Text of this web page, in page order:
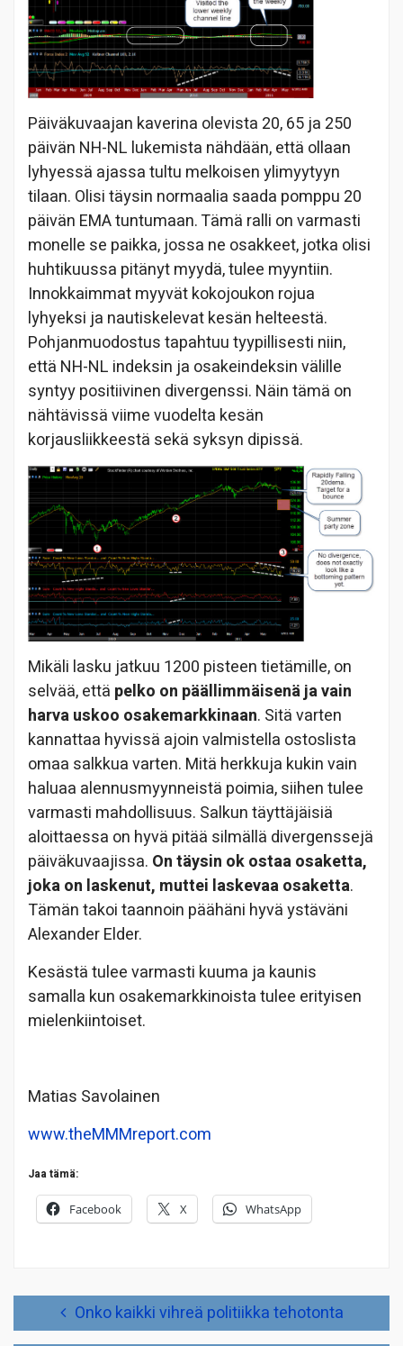
Päiväkuvaajan kaverina olevista 20, 65 ja 250
päivän NH-NL lukemista nähdään, että ollaan
lyhyessä ajassa tultu melkoisen ylimyytyyn
tilaan. Olisi täysin normaalia saada pomppu 20
päivän EMA tuntumaan. Tämä ralli on varmasti
monelle se paikka, jossa ne osakkeet, jotka olisi
huhtikuussa pitänyt myydä, tulee myyntiin.
Innokkaimmat myyvät kokojoukon rojua
lyhyeksi ja nautiskelevat kesän helteestä.
Pohjanmuodostus tapahtuu tyypillisesti niin,
että NH-NL indeksin ja osakeindeksin välille
syntyy positiivinen divergenssi. Näin tämä on
nähtävissä viime vuodelta kesän
korjausliikkeestä sekä syksyn dipissä.
Mikäli lasku jatkuu 1200 pisteen tietämille, on
selvää, että pelko on päällimmäisenä ja vain
harva uskoo osakemarkkinaan. Sitä varten
kannattaa hyvissä ajoin valmistella ostoslista
omaa salkkua varten. Mitä herkkuja kukin vain
haluaa alennusmyynneistä poimia, siihen tulee
varmasti mahdollisuus. Salkun täyttäjäisiä
aloittaessa on hyvä pitää silmällä divergenssejä
päiväkuvaajissa. On täysin ok ostaa osaketta,
joka on laskenut, muttei laskevaa osaketta.
Tämän takoi taannoin päähäni hyvä ystäväni
Alexander Elder.
Kesästä tulee varmasti kuuma ja kaunis
samalla kun osakemarkkinoista tulee erityisen
mielenkiintoiset.
Matias Savolainen
www.theMMMreport.com
Jaa tämä:
Facebook X WhatsApp
Artikkelien Onko kaikki vihreä politiikka tehotonta